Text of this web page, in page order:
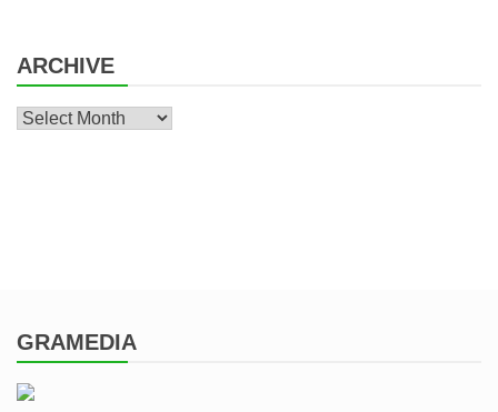
ARCHIVE
Archive
GRAMEDIA